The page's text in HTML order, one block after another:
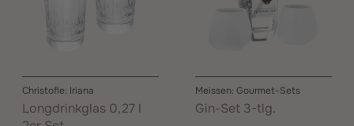
Christofle: Iriana
Longdrinkglas 0,27 l
Meissen: Gourmet-Sets
Gin-Set 3-tlg.